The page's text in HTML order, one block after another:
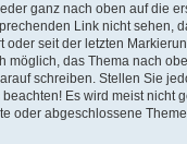
ganz nach oben auf die
Link nicht sehen,
oder seit der letzten
möglich, das Thema nach
schreiben. Stellen Sie
Es wird meist nicht
oder abgeschlossene